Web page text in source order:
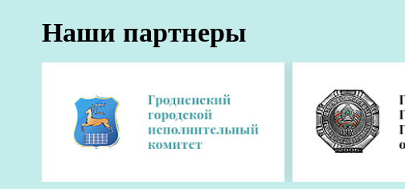
По стопам родителей и по зову души.
хозяйстве
КУСП «Черняховский-Агро» – одно из
направлением, которое специализируется на
сахарной свеклы и рапса. Здесь созданы все